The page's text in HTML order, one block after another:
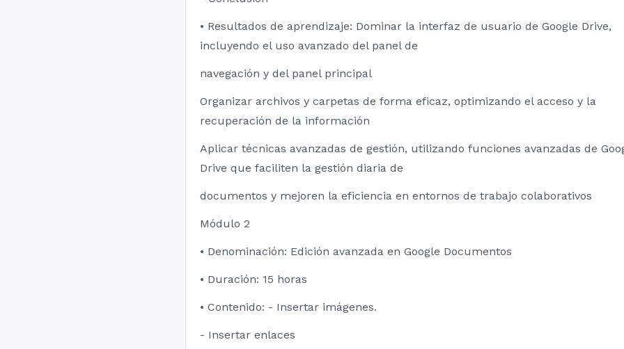
• Resultados de aprendizaje: Dominar la interfaz de usuario de Google Drive,
incluyendo el uso avanzado del panel de
navegación y del panel principal
Organizar archivos y carpetas de forma eficaz, optimizando el acceso y la
recuperación de la información
Aplicar técnicas avanzadas de gestión, utilizando funciones avanzadas de
Drive que faciliten la gestión diaria de
documentos y mejoren la eficiencia en entornos de trabajo colaborativos
Módulo 2
• Denominación: Edición avanzada en Google Documentos
• Duración: 15 horas
• Contenido: - Insertar imágenes.
- Insertar enlaces